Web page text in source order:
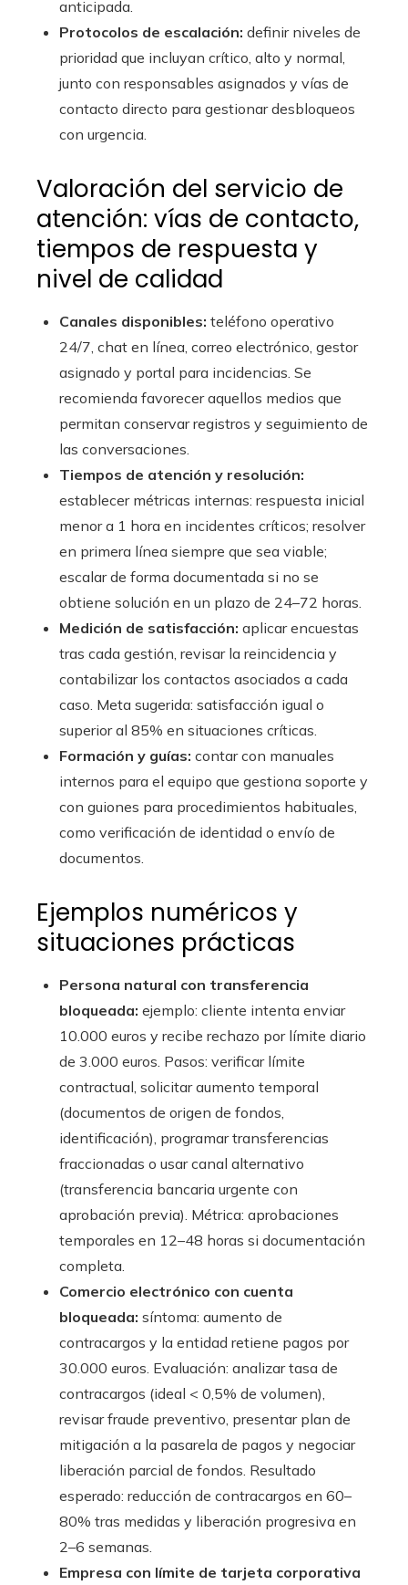
anticipada.
Protocolos de escalación: definir niveles de
prioridad que incluyan crítico, alto y normal,
junto con responsables asignados y vías de
contacto directo para gestionar desbloqueos
con urgencia.
Valoración del servicio de
atención: vías de contacto,
tiempos de respuesta y
nivel de calidad
Canales disponibles: teléfono operativo
24/7, chat en línea, correo electrónico, gestor
asignado y portal para incidencias. Se
recomienda favorecer aquellos medios que
permitan conservar registros y seguimiento de
las conversaciones.
Tiempos de atención y resolución:
establecer métricas internas: respuesta inicial
menor a 1 hora en incidentes críticos; resolver
en primera línea siempre que sea viable;
escalar de forma documentada si no se
obtiene solución en un plazo de 24–72 horas.
Medición de satisfacción: aplicar encuestas
tras cada gestión, revisar la reincidencia y
contabilizar los contactos asociados a cada
caso. Meta sugerida: satisfacción igual o
superior al 85% en situaciones críticas.
Formación y guías: contar con manuales
internos para el equipo que gestiona soporte y
con guiones para procedimientos habituales,
como verificación de identidad o envío de
documentos.
Ejemplos numéricos y
situaciones prácticas
Persona natural con transferencia
bloqueada: ejemplo: cliente intenta enviar
10.000 euros y recibe rechazo por límite diario
de 3.000 euros. Pasos: verificar límite
contractual, solicitar aumento temporal
(documentos de origen de fondos,
identificación), programar transferencias
fraccionadas o usar canal alternativo
(transferencia bancaria urgente con
aprobación previa). Métrica: aprobaciones
temporales en 12–48 horas si documentación
completa.
Comercio electrónico con cuenta
bloqueada: síntoma: aumento de
contracargos y la entidad retiene pagos por
30.000 euros. Evaluación: analizar tasa de
contracargos (ideal < 0,5% de volumen),
revisar fraude preventivo, presentar plan de
mitigación a la pasarela de pagos y negociar
liberación parcial de fondos. Resultado
esperado: reducción de contracargos en 60–
80% tras medidas y liberación progresiva en
2–6 semanas.
Empresa con límite de tarjeta corporativa